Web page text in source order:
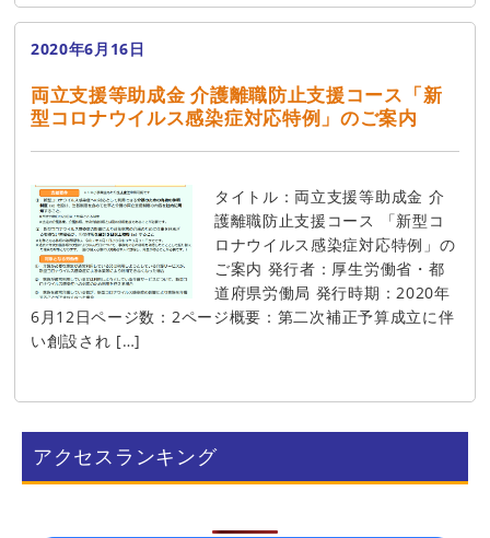
2020年6月16日
両立支援等助成金 介護離職防止支援コース「新
型コロナウイルス感染症対応特例」のご案内
タイトル：両立支援等助成金 介
護離職防止支援コース 「新型コ
ロナウイルス感染症対応特例」の
ご案内 発行者：厚生労働省・都
道府県労働局 発行時期：2020年
6月12日ページ数：2ページ概要：第二次補正予算成立に伴
い創設され […]
アクセスランキング